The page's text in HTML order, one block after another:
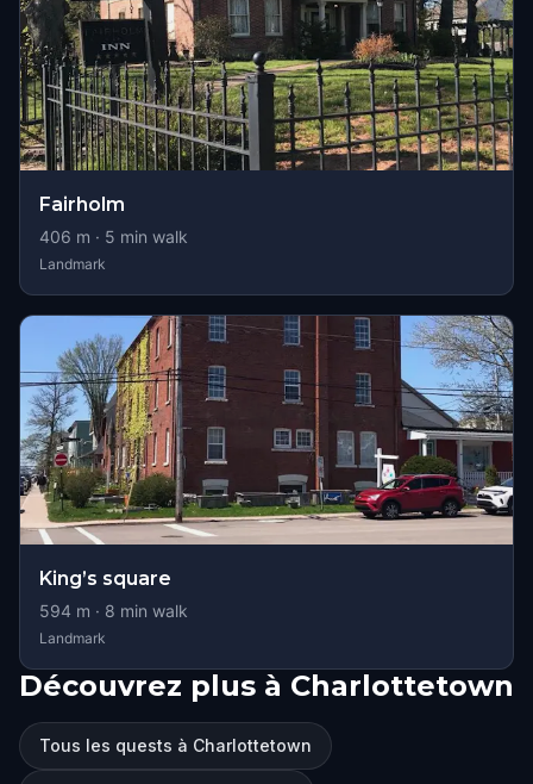
Fairholm
406 m · 5 min walk
Landmark
King’s square
594 m · 8 min walk
Landmark
Découvrez plus à Charlottetown
Tous les quests à Charlottetown